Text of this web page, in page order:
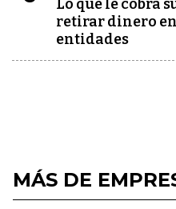
Lo que le cobra
retirar dinero
entidades
MÁS DE